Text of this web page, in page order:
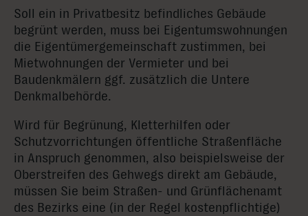
Soll ein in Privatbesitz befindliches Gebäude
begrünt werden, muss bei Eigentumswohnungen
die Eigentümergemeinschaft zustimmen, bei
Mietwohnungen der Vermieter und bei
Baudenkmälern ggf. zusätzlich die Untere
Denkmalbehörde.
Wird für Begrünung, Kletterhilfen oder
Schutzvorrichtungen öffentliche Straßenfläche
in Anspruch genommen, also beispielsweise der
Oberstreifen des Gehwegs direkt am Gebäude,
müssen Sie beim Straßen- und Grünflächenamt
des Bezirks eine (in der Regel kostenpflichtige)